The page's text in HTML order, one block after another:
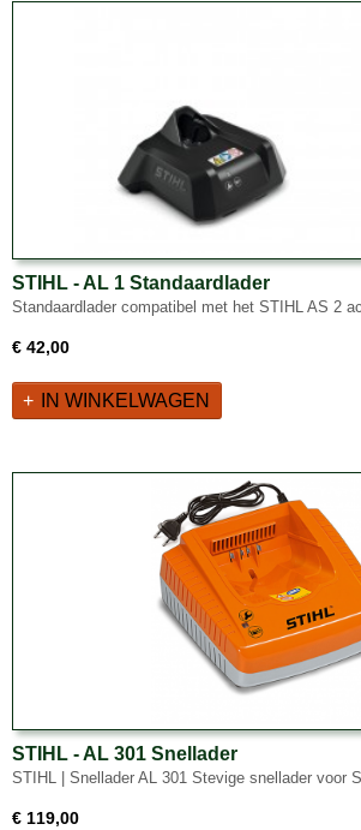
STIHL - AL 1 Standaardlader
Standaardlader compatibel met het STIHL AS 2
€ 42,00
IN WINKELWAGEN
STIHL - AL 301 Snellader
STIHL | Snellader AL 301 Stevige snellader voor
€ 119,00